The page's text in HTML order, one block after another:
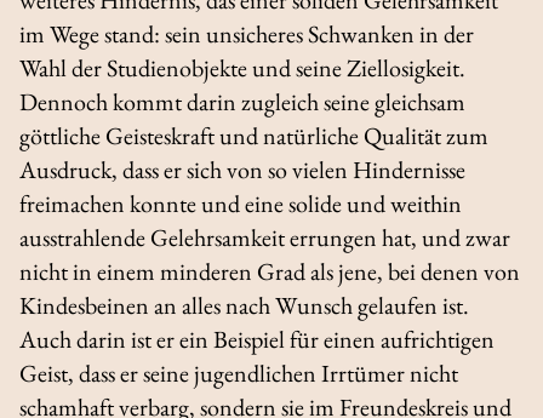
im Wege stand: sein unsicheres Schwanken in der
Wahl der Studienobjekte und seine Ziellosigkeit.
Dennoch kommt darin zugleich seine gleichsam
göttliche Geisteskraft und natürliche Qualität zum
Ausdruck, dass er sich von so vielen Hindernisse
freimachen konnte und eine solide und weithin
ausstrahlende Gelehrsamkeit errungen hat, und zwar
nicht in einem minderen Grad als jene, bei denen von
Kindesbeinen an alles nach Wunsch gelaufen ist.
Auch darin ist er ein Beispiel für einen aufrichtigen
Geist, dass er seine jugendlichen Irrtümer nicht
schamhaft verbarg, sondern sie im Freundeskreis und